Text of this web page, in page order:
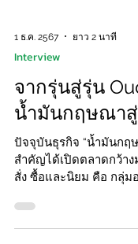
1 ธ.ค. 2567 ยาว 2 นาที
Interview
จากรุ่นสู่รุ่น
น้ำมันกฤษณา
ปัจจุบันธุรกิจ “น้ำมันกฤษณา” หนึ่งในพืช
สำคัญได้เปิดตลาดกว้า